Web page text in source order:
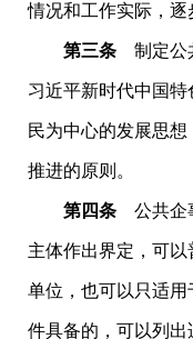
情况和工作实际，逐
第三条 制定公
习近平新时代中国
民为中心的发展思
推进的原则。
第四条 公共企
主体作出界定，可
单位，也可以只适
件具备的，可以列出